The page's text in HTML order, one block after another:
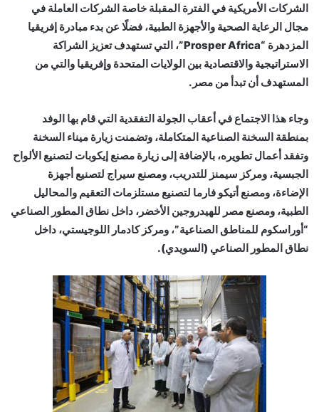
الشركات الأمريكية في الفترة المقبلة خاصة الشركات العاملة في
مجال الرعاية الصحية والأجهزة الطبية، فضلًا عن بدء مبادرة إفريقيا
المزدهرة “Prosper Africa”، التي تستهدف تعزيز الشراكة
الاستراتيجية والاقتصادية بين الولايات المتحدة وإفريقيا والتي من
المستهدف أن تبدأ من مصر.
وجاء هذا الاجتماع في أعقاب الجولة التفقدية التي قام بها الوفد
بمنطقة السخنة الصناعية المتكاملة، وتضمنت زيارة ميناء السخنة
وتفقد أعمال تطويره، بالإضافة إلى زيارة مصنع إيكوبات لتصنيع الألواح
الجبسية، ومركز سيمنز للتدريب، ومصنع سيراج لتصنيع أجهزة
الإضاءة، ومصنع أتيكو فارما لتصنيع مستلزمات التعقيم والمحاليل
الطبية، ومصنع مصر للهيدروجين الأخضر، داخل نطاق المطور الصناعي
“أوراسكوم للمناطق الصناعية”، ومركز كادمار اللوجيستي، داخل
نطاق المطور الصناعي (السويدي).